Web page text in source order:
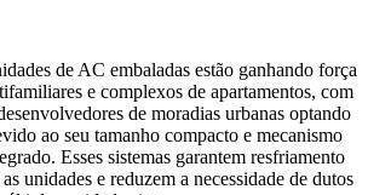
de AC embaladas estão ganhando força
e complexos de apartamentos, com
de moradias urbanas optando
ao seu tamanho compacto e mecanismo
Esses sistemas garantem resfriamento
unidades e reduzem a necessidade de dutos